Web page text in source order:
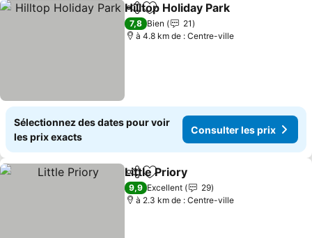
PartagerAjouter à mes favoris
Hilltop Holiday Park
7,8 Bien
21
à 4.8 km de : Centre-ville
Sélectionnez des dates pour voir
les prix exacts
Consulter les prix
PartagerAjouter à mes favoris
Little Priory
9,9 Excellent
29
à 2.3 km de : Centre-ville